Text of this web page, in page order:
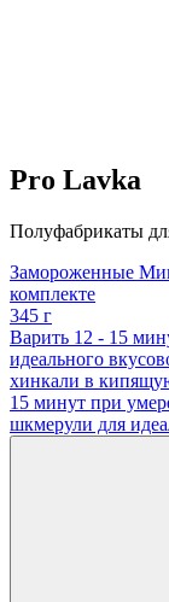
Pro Lavka
Полуфабрикаты
Замороженные
комплекте
345 г
Варить 12 - 15
идеального
хинкали в
15 минут при
шкмерули для